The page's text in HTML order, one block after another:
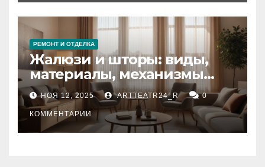
РЕМОНТ И ОТДЕЛКА
Жалюзи и шторы: виды,
материалы, механизмы
управления и уход
НОЯ 12, 2025 ARTTEATR24_R 0
КОММЕНТАРИИ